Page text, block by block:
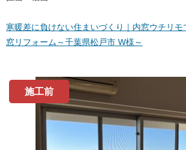
寒暖差に負けない住まいづくり｜内窓ウチリモ
窓リフォーム～千葉県松戸市 W様～
施工前